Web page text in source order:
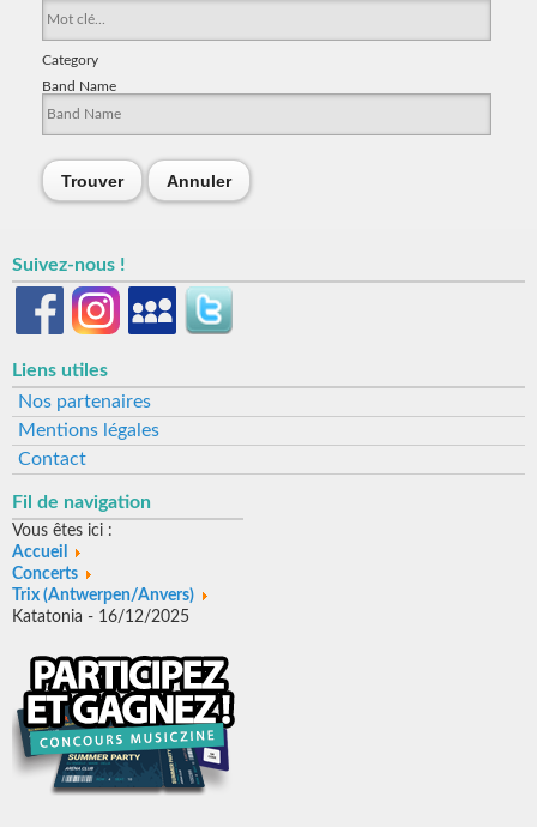
Category
Band Name
Trouver Annuler
Suivez-nous !
Liens utiles
Nos partenaires
Mentions légales
Contact
Fil de navigation
Vous êtes ici :
Accueil
Concerts
Trix (Antwerpen/Anvers)
Katatonia - 16/12/2025